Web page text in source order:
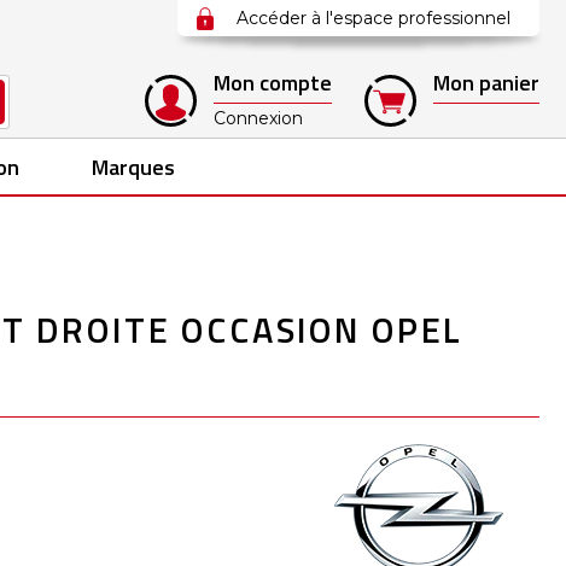
Accéder à l'espace professionnel
Mon compte
Connexion
Mon panier
Marques
DROITE OCCASION OPEL